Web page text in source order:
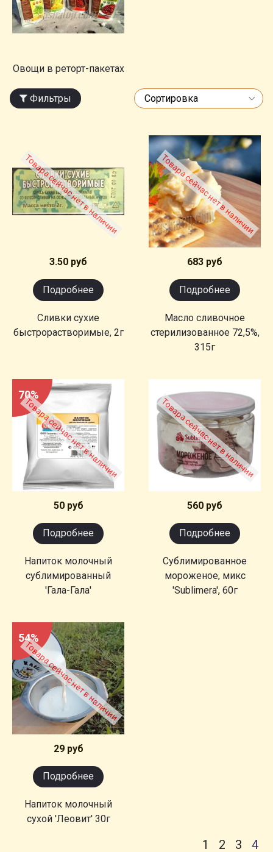
Овощи в реторт-пакетах
Фильтры
Товара сейчас нет в наличии
3.50 руб
Подробнее
Сливки сухие
быстрорастворимые, 2г
Товара сейчас нет в наличии
683 руб
Подробнее
Масло сливочное
стерилизованное 72,5%,
315г
70%
Товара сейчас нет в наличии
50 руб
Подробнее
Напиток молочный
сублимированный
'Гала-Гала'
Товара сейчас нет в наличии
560 руб
Подробнее
Сублимированное
мороженое, микс
'Sublimera', 60г
54%
Товара сейчас нет в наличии
29 руб
Подробнее
Напиток молочный
сухой 'Леовит' 30г
1 2 3 4